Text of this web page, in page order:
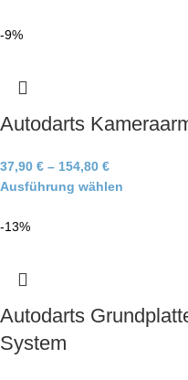
-9%
Autodarts
37,90 € – 154,80 €
Ausführung wählen
-13%
Autodarts
System